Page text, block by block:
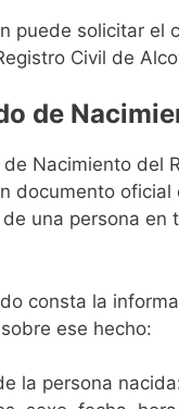
puede solicitar el
Civil de
de
Nacimiento del
documento oficial
una persona en
consta la
ese hecho:
la persona